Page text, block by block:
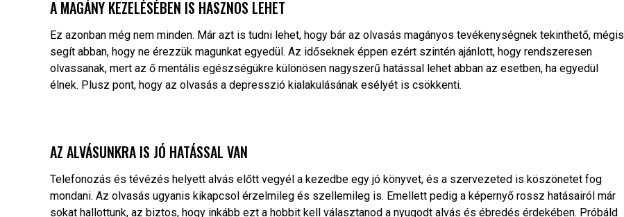
A MAGÁNY KEZELÉSÉBEN IS HASZNOS LEHET
Ez azonban még nem minden. Már azt is tudni lehet, hogy bár az olvasás magányos tevékenységnek tekinthető, mégis
segít abban, hogy ne érezzük magunkat egyedül. Az időseknek éppen ezért szintén ajánlott, hogy rendszeresen
olvassanak, mert az ő mentális egészségükre különösen nagyszerű hatással lehet abban az esetben, ha egyedül
élnek. Plusz pont, hogy az olvasás a depresszió kialakulásának esélyét is csökkenti.
AZ ALVÁSUNKRA IS JÓ HATÁSSAL VAN
Telefonozás és tévézés helyett alvás előtt vegyél a kezedbe egy jó könyvet, és a szervezeted is köszönetet fog
mondani. Az olvasás ugyanis kikapcsol érzelmileg és szellemileg is. Emellett pedig a képernyő rossz hatásairól már
sokat hallottunk, az biztos, hogy inkább ezt a hobbit kell választanod a nyugodt alvás és ébredés érdekében. Próbáld